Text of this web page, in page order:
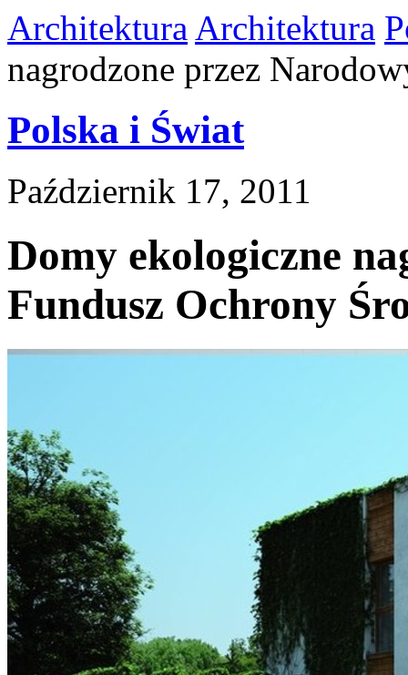
Architektura Architektura
nagrodzone przez
Polska i Świat
Październik 17, 2011
Domy ekologiczne
Fundusz Ochrony